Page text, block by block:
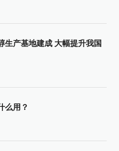
生产基地建成 大幅提升我国
么用？